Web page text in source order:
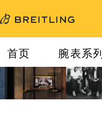
首页 腕表系列